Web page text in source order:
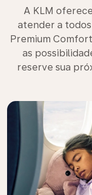
A KLM
atender a
Premium
as
reserve sua